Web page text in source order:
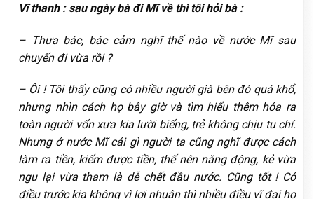
Vĩ thanh : sau ngày bà đi Mĩ về thì tôi hỏi bà :
– Thưa bác, bác cảm nghĩ thế nào về nước Mĩ sau
chuyến đi vừa rồi ?
– Ôi ! Tôi thấy cũng có nhiều người già bên đó quá khổ,
nhưng nhìn cách họ bây giờ và tìm hiểu thêm hóa ra
toàn người vốn xưa kia lười biếng, trẻ không chịu tu chí.
Nhưng ở nước Mĩ cái gì người ta cũng nghĩ được cách
làm ra tiền, kiếm được tiền, thế nên năng động, kẻ vừa
ngu lại vừa tham là dễ chết đầu nước. Cũng tốt ! Có
điều trước kia không vì lợi nhuận thì nhiều điều vĩ đại họ